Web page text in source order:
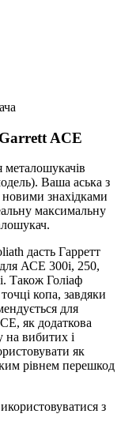
ACE
Ваша аська з
знахідками
максимальну
дасть Гарретт
АСЕ 300i, 250,
Також Голіаф
копа, завдяки
для
як додаткова
вибитих і
як
рівнем перешкод
з